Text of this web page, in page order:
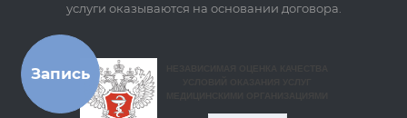
услуги оказываются на основании договора.
Запись